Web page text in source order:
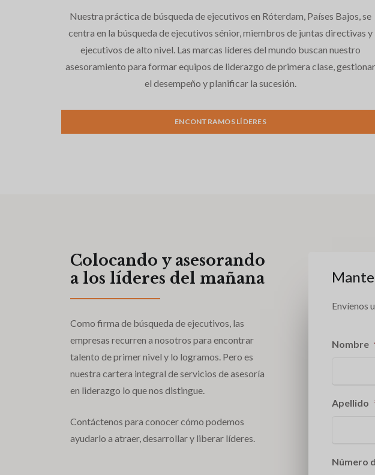
Nuestra práctica de búsqueda de ejecutivos en Róterdam, Países Bajos, se
centra en la búsqueda de ejecutivos sénior, miembros de juntas directivas y
ejecutivos de alto nivel. Las marcas líderes del mundo buscan nuestro
asesoramiento para formar equipos de liderazgo de primera clase, gestionar
el desempeño y planificar la sucesión.
ENCONTRAMOS LÍDERES
Colocando y asesorando
a los líderes del mañana
Como firma de búsqueda de ejecutivos, las
empresas recurren a nosotros para encontrar
talento de primer nivel y lo logramos. Pero es
nuestra cartera integral de servicios de asesoría
en liderazgo lo que nos distingue.
Contáctenos para conocer cómo podemos
ayudarlo a atraer, desarrollar y liberar líderes.
Envíenos
Nombre
Apellido
Número